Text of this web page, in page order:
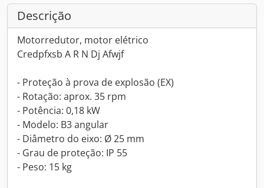
Descrição
Motorredutor, motor elétrico
Credpfxsb A R N Dj Afwjf
- Proteção à prova de explosão (EX)
- Rotação: aprox. 35 rpm
- Potência: 0,18 kW
- Modelo: B3 angular
- Diâmetro do eixo: Ø 25 mm
- Grau de proteção: IP 55
- Peso: 15 kg